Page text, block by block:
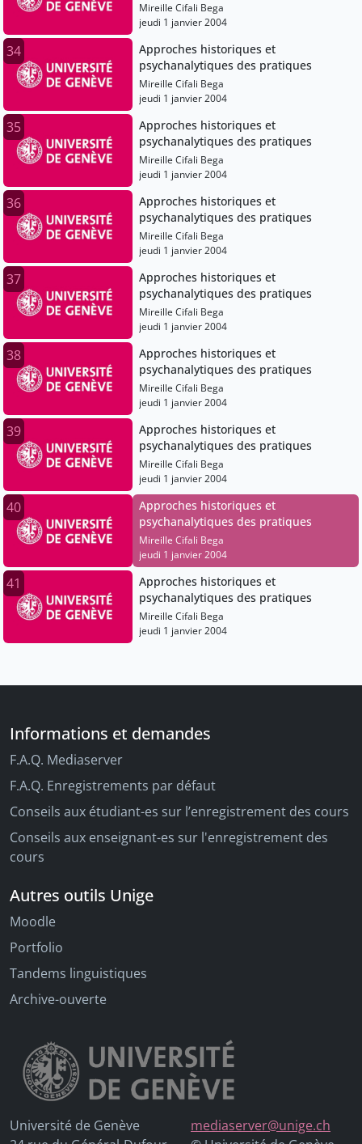
Mireille Cifali Bega
jeudi 1 janvier 2004
34
Approches historiques et
psychanalytiques des pratiques
Mireille Cifali Bega
jeudi 1 janvier 2004
35
Approches historiques et
psychanalytiques des pratiques
Mireille Cifali Bega
jeudi 1 janvier 2004
36
Approches historiques et
psychanalytiques des pratiques
Mireille Cifali Bega
jeudi 1 janvier 2004
37
Approches historiques et
psychanalytiques des pratiques
Mireille Cifali Bega
jeudi 1 janvier 2004
38
Approches historiques et
psychanalytiques des pratiques
Mireille Cifali Bega
jeudi 1 janvier 2004
39
Approches historiques et
psychanalytiques des pratiques
Mireille Cifali Bega
jeudi 1 janvier 2004
40
Approches historiques et
psychanalytiques des pratiques
Mireille Cifali Bega
jeudi 1 janvier 2004
41
Approches historiques et
psychanalytiques des pratiques
Mireille Cifali Bega
jeudi 1 janvier 2004
Informations et demandes
F.A.Q. Mediaserver
F.A.Q. Enregistrements par défaut
Conseils aux étudiant-es sur l’enregistrement des cours
Conseils aux enseignant-es sur l'enregistrement des
cours
Autres outils Unige
Moodle
Portfolio
Tandems linguistiques
Archive-ouverte
Université de Genève
mediaserver@unige.ch